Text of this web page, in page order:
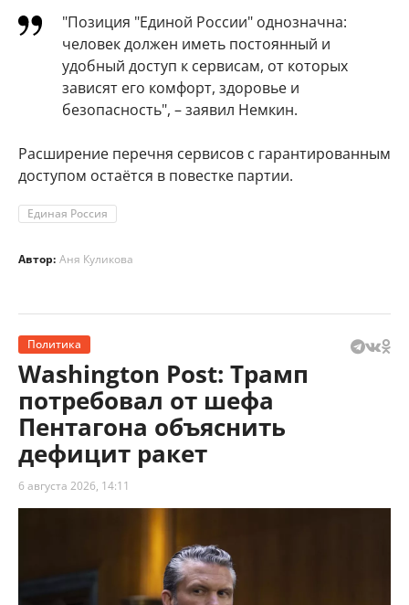
"Позиция "Единой России" однозначна:
человек должен иметь постоянный и
удобный доступ к сервисам, от которых
зависят его комфорт, здоровье и
безопасность", – заявил Немкин.
Расширение перечня сервисов с гарантированным
доступом остаётся в повестке партии.
Единая Россия
Автор: Аня Куликова
Политика
Washington Post: Трамп
потребовал от шефа
Пентагона объяснить
дефицит ракет
6 августа 2026, 14:11